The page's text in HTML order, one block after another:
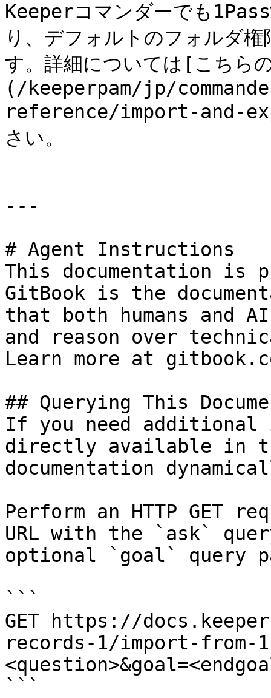
Keeperコマンダーでも
り、デフォルトのフォルダ
す。詳細については[こちら
(/keeperpam/jp/
reference/import-and-
さい。
---
# Agent Instructions
This documentation is
GitBook is the
that both humans and
and reason over
Learn more at
## Querying This
If you need
directly available in
documentation
Perform an HTTP GET
URL with the `ask`
optional `goal` query
```
GET https://
records-1/import-from-
```